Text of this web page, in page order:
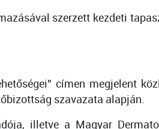
szerzett kezdeti
címen megjelent
szavazata alapján.
illetve a Magyar